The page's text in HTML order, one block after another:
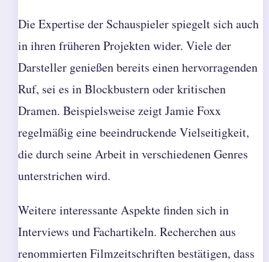
Die Expertise der Schauspieler spiegelt sich auch
in ihren früheren Projekten wider. Viele der
Darsteller genießen bereits einen hervorragenden
Ruf, sei es in Blockbustern oder kritischen
Dramen. Beispielsweise zeigt Jamie Foxx
regelmäßig eine beeindruckende Vielseitigkeit,
die durch seine Arbeit in verschiedenen Genres
unterstrichen wird.
Weitere interessante Aspekte finden sich in
Interviews und Fachartikeln. Recherchen aus
renommierten Filmzeitschriften bestätigen, dass